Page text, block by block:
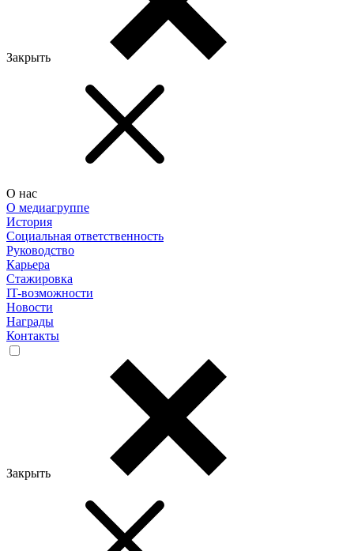
Закрыть
О нас
О медиагруппе
История
Социальная ответственность
Руководство
Карьера
Стажировка
IT-возможности
Новости
Награды
Контакты
Закрыть